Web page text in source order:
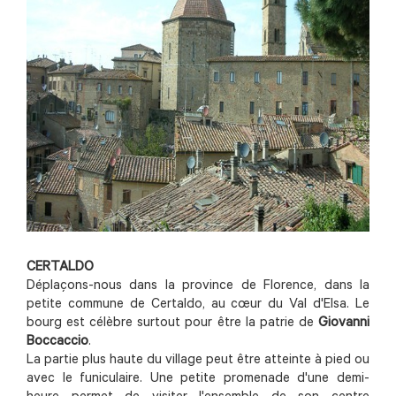
CERTALDO
Déplaçons-nous dans la province de Florence, dans la
petite commune de Certaldo, au cœur du Val d'Elsa. Le
bourg est célèbre surtout pour être la patrie de Giovanni
Boccaccio.
La partie plus haute du village peut être atteinte à pied ou
avec le funiculaire. Une petite promenade d'une demi-